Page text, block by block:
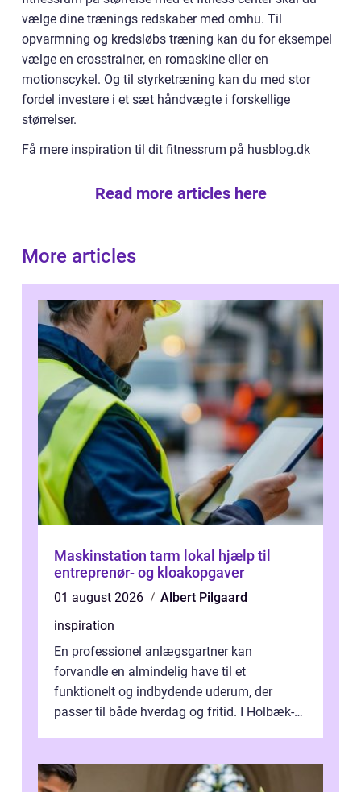
vælge dine trænings redskaber med omhu. Til
opvarmning og kredsløbs træning kan du for eksempel
vælge en crosstrainer, en romaskine eller en
motionscykel. Og til styrketræning kan du med stor
fordel investere i et sæt håndvægte i forskellige
størrelser.
Få mere inspiration til dit fitnessrum på husblog.dk
Read more articles here
More articles
Maskinstation tarm lokal hjælp til
entreprenør- og kloakopgaver
01 august 2026
Albert Pilgaard
inspiration
En professionel anlægsgartner kan
forvandle en almindelig have til et
funktionelt og indbydende uderum, der
passer til både hverdag og fritid. I Holbæk-